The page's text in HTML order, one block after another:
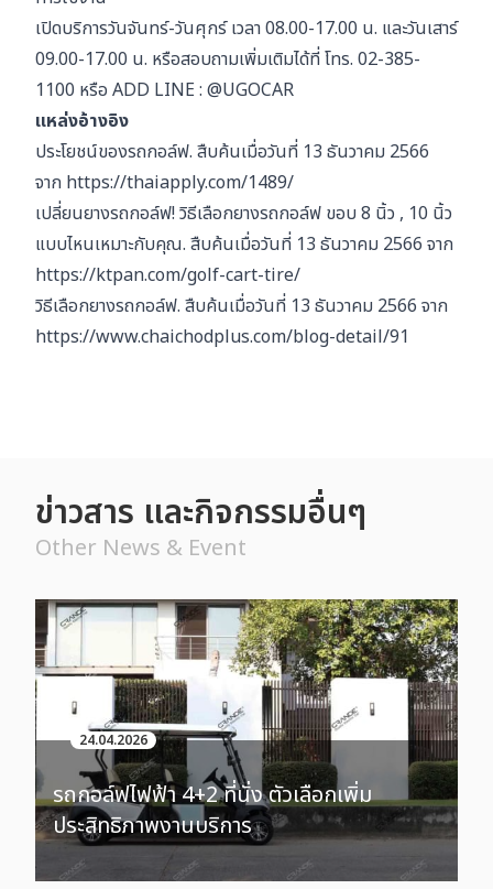
เปิดบริการวันจันทร์-วันศุกร์ เวลา 08.00-17.00 น. และวันเสาร์
09.00-17.00 น. หรือสอบถามเพิ่มเติมได้ที่ โทร. 02-385-
1100 หรือ ADD LINE : @UGOCAR
แหล่งอ้างอิง
ประโยชน์ของรถกอล์ฟ. สืบค้นเมื่อวันที่ 13 ธันวาคม 2566
จาก https://thaiapply.com/1489/
เปลี่ยนยางรถกอล์ฟ! วิธีเลือกยางรถกอล์ฟ ขอบ 8 นิ้ว , 10 นิ้ว
แบบไหนเหมาะกับคุณ. สืบค้นเมื่อวันที่ 13 ธันวาคม 2566 จาก
https://ktpan.com/golf-cart-tire/
วิธีเลือกยางรถกอล์ฟ. สืบค้นเมื่อวันที่ 13 ธันวาคม 2566 จาก
https://www.chaichodplus.com/blog-detail/91
ข่าวสาร และกิจกรรมอื่นๆ
Other News & Event
24.04.2026
รถกอล์ฟไฟฟ้า 4+2 ที่นั่ง ตัวเลือกเพิ่ม
ประสิทธิภาพงานบริการ